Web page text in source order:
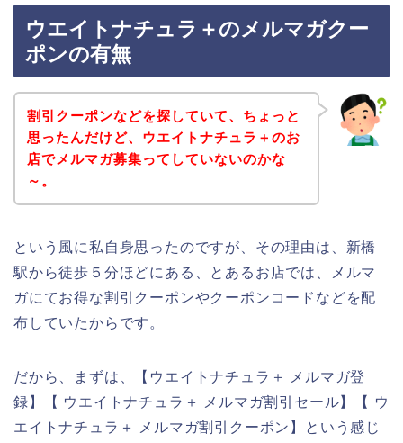
ウエイトナチュラ＋のメルマガクー
ポンの有無
割引クーポンなどを探していて、ちょっと
思ったんだけど、ウエイトナチュラ＋のお
店でメルマガ募集ってしていないのかな
～。
という風に私自身思ったのですが、その理由は、新橋
駅から徒歩５分ほどにある、とあるお店では、メルマ
ガにてお得な割引クーポンやクーポンコードなどを配
布していたからです。
だから、まずは、【ウエイトナチュラ＋ メルマガ登
録】【 ウエイトナチュラ＋ メルマガ割引セール】【 ウ
エイトナチュラ＋ メルマガ割引クーポン】という感じ